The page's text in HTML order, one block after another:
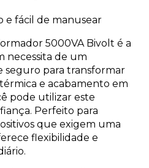
e fácil de manusear
5000VA Bivolt é a
necessita de um
para transformar
e acabamento em
pode utilizar este
Perfeito para
que exigem uma
flexibilidade e